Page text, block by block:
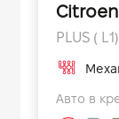
Citroen
PLUS (
Авто в